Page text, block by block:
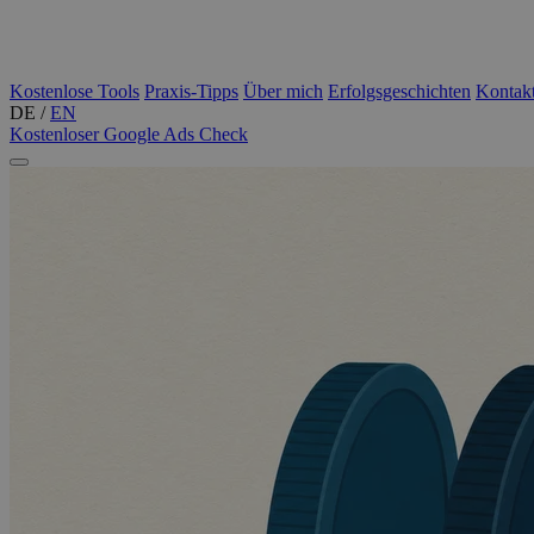
Kostenlose Tools Praxis-Tipps Über mich Erfolgsgeschichten
DE / EN
Kostenloser Google Ads Check